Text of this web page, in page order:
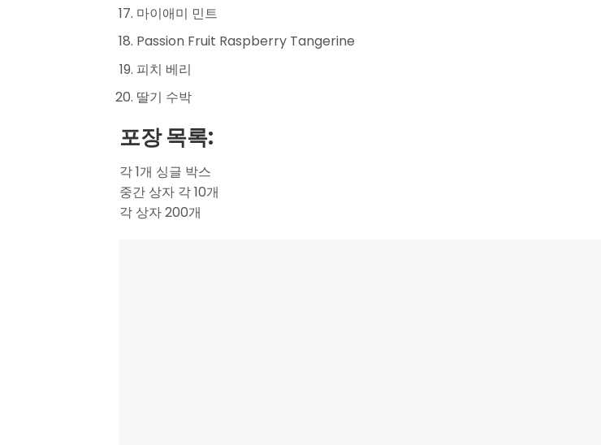
마이애미 민트
Passion Fruit Raspberry Tangerine
피치 베리
딸기 수박
포장 목록:
각 1개 싱글 박스
중간 상자 각 10개
각 상자 200개